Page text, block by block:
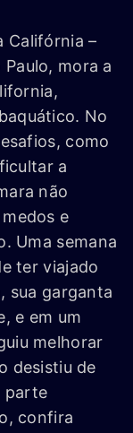
Califórnia –
mora a
No
como
a
não
e
Uma semana
ter viajado
sua garganta
e em um
melhorar
desistiu de
parte
confira